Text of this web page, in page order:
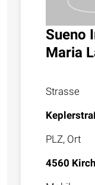
Sueno
Maria
Strasse
PLZ, Ort
4560